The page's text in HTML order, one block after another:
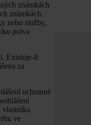
známkách
známkách,
nebo služby,
práva
Existuje-li
za
ochranné
vlastníka
ve